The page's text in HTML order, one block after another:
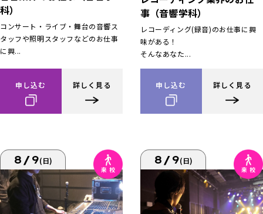
科）
コンサート・ライブ・舞台の音響ス
タッフや照明スタッフなどのお仕事
に興...
申し込む 詳しく見る
事（音響学科）
レコーディング(録音)のお仕事に興
味がある！
そんなあなた...
申し込む 詳しく見る
8/9(日) 8/9(日)